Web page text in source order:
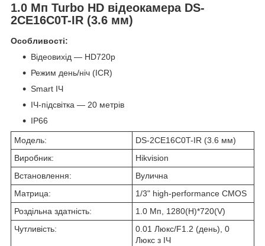
1.0 Мп Turbo HD відеокамера DS-
2CE16C0T-IR (3.6 мм)
Особливості:
Відеовихід — HD720p
Режим день/ніч (ICR)
Smart ІЧ
ІЧ-підсвітка — 20 метрів
IP66
Модель:
DS-2CE16C0T-IR (3.6 мм)
Виробник:
Hikvision
Встановлення:
Вулична
Матрица:
1/3" high-performance CMOS
Роздільна здатність:
1.0 Мп, 1280(H)*720(V)
Чутливість:
0.01 Люкс/F1.2 (день), 0
Люкс з ІЧ